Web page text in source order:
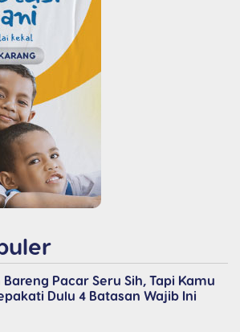
Pacar Seru Sih, Tapi Kamu
Dulu 4 Batasan Wajib Ini